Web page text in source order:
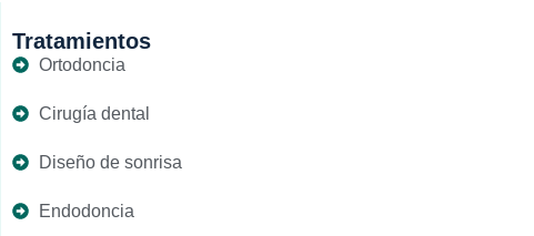
Tratamientos
Ortodoncia
Cirugía dental
Diseño de sonrisa
Endodoncia